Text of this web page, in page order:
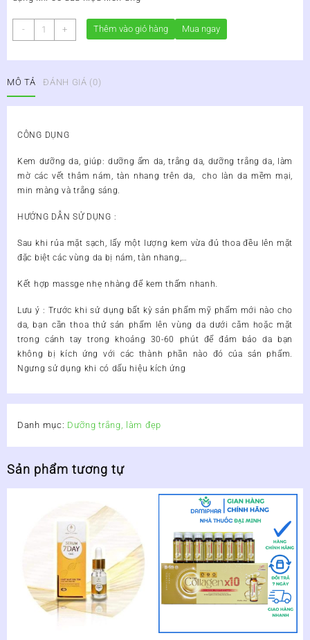
-
CREAM
LADY
BÔI
LADY
lượng
+ Thêm vào giỏ hàng Mua ngay
MÔ TẢ ĐÁNH GIÁ (0)
CÔNG DỤNG
Kem dưỡng da, giúp: dưỡng ẩm da, trắng da, dưỡng trắng da, làm
mờ các vết thâm nám, tàn nhang trên da, cho làn da mềm mại,
min màng và trắng sáng.
HƯỚNG DẪN SỬ DỤNG :
Sau khi rủa mặt sạch, lấy một lượng kem vừa đủ thoa đều lên mặt
đặc biệt các vùng da bị nám, tàn nhang,…
Kết hợp massge nhẹ nhàng để kem thấm nhanh.
Lưu ý : Trước khi sử dụng bất kỳ sản phẩm mỹ phẩm mới nào cho
da, bạn cần thoa thử sản phẩm lên vùng da dưới cằm hoặc mặt
trong cánh tay trong khoảng 30-60 phút để đảm bảo da bạn
không bị kích ứng với các thành phần nào đó của sản phẩm.
Ngưng sử dụng khi có dấu hiệu kích ứng
Danh mục: Dưỡng trắng, làm đẹp
Sản phẩm tương tự